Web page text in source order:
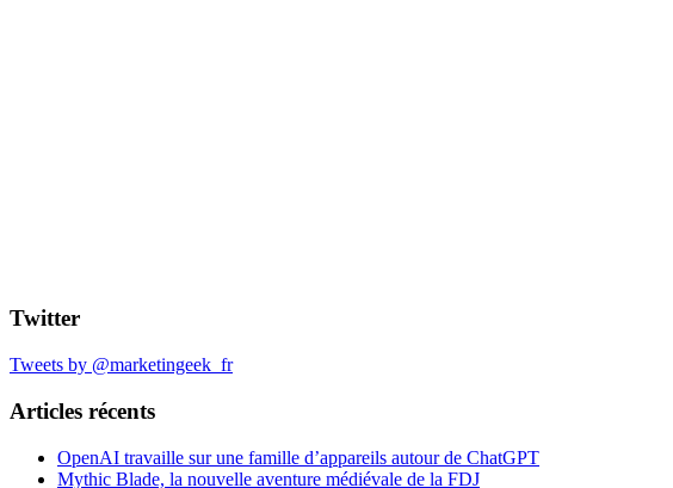
Twitter
Tweets by @marketingeek_fr
Articles récents
OpenAI travaille sur une famille d’appareils autour de ChatGPT
Mythic Blade, la nouvelle aventure médiévale de la FDJ